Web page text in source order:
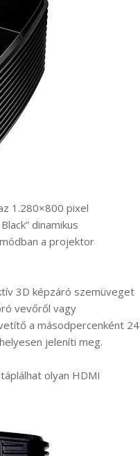
1.280×800 pixel
dinamikus
a projektor
3D képzáró szemüveget
vevőről vagy
a másodpercenként 24
jeleníti meg.
olyan HDMI